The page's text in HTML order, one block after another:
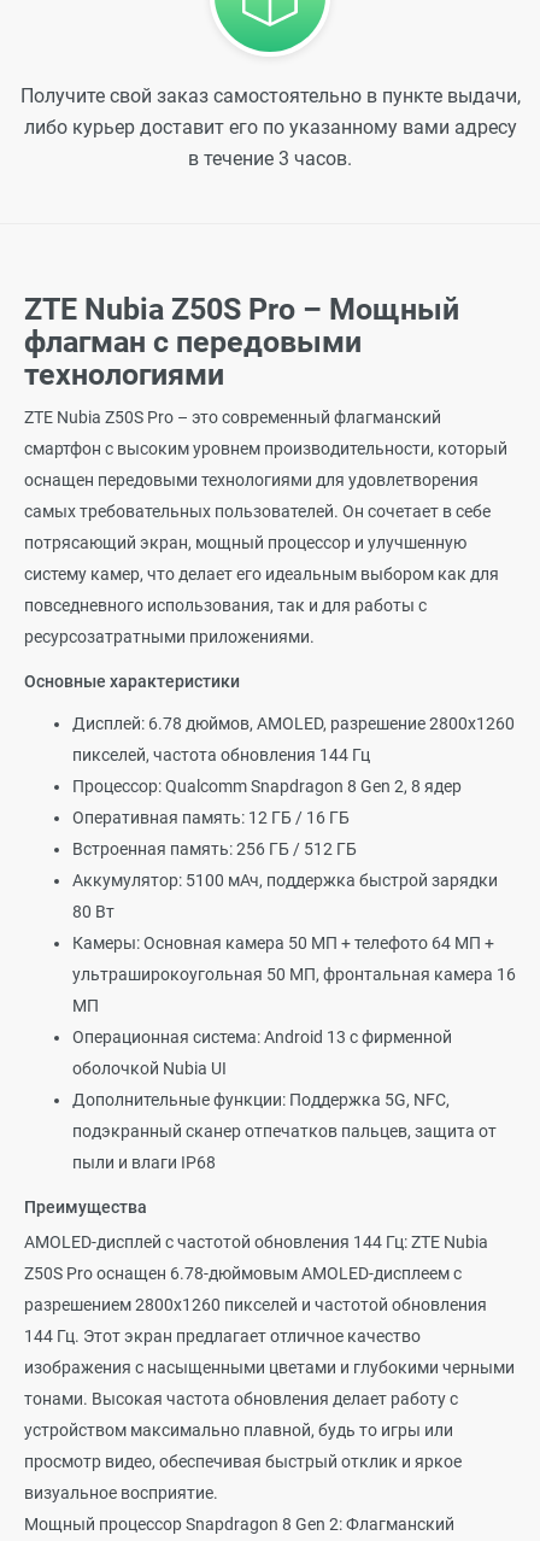
Получите свой заказ самостоятельно в пункте выдачи,
либо курьер доставит его по указанному вами адресу
в течение 3 часов.
ZTE Nubia Z50S Pro – Мощный
флагман с передовыми
технологиями
ZTE Nubia Z50S Pro – это современный флагманский
смартфон с высоким уровнем производительности, который
оснащен передовыми технологиями для удовлетворения
самых требовательных пользователей. Он сочетает в себе
потрясающий экран, мощный процессор и улучшенную
систему камер, что делает его идеальным выбором как для
повседневного использования, так и для работы с
ресурсозатратными приложениями.
Основные характеристики
Дисплей: 6.78 дюймов, AMOLED, разрешение 2800x1260
пикселей, частота обновления 144 Гц
Процессор: Qualcomm Snapdragon 8 Gen 2, 8 ядер
Оперативная память: 12 ГБ / 16 ГБ
Встроенная память: 256 ГБ / 512 ГБ
Аккумулятор: 5100 мАч, поддержка быстрой зарядки
80 Вт
Камеры: Основная камера 50 МП + телефото 64 МП +
ультраширокоугольная 50 МП, фронтальная камера 16
МП
Операционная система: Android 13 с фирменной
оболочкой Nubia UI
Дополнительные функции: Поддержка 5G, NFC,
подэкранный сканер отпечатков пальцев, защита от
пыли и влаги IP68
Преимущества
AMOLED-дисплей с частотой обновления 144 Гц: ZTE Nubia
Z50S Pro оснащен 6.78-дюймовым AMOLED-дисплеем с
разрешением 2800x1260 пикселей и частотой обновления
144 Гц. Этот экран предлагает отличное качество
изображения с насыщенными цветами и глубокими черными
тонами. Высокая частота обновления делает работу с
устройством максимально плавной, будь то игры или
просмотр видео, обеспечивая быстрый отклик и яркое
визуальное восприятие.
Мощный процессор Snapdragon 8 Gen 2: Флагманский